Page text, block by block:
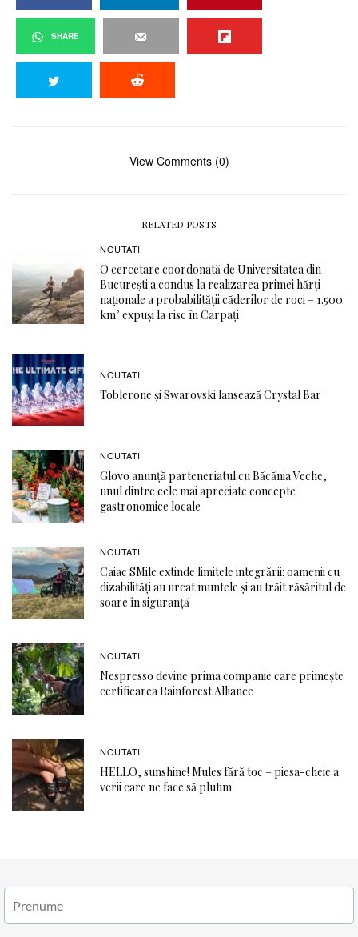
SHARE
View Comments (0)
RELATED POSTS
NOUTATI
O cercetare coordonată de Universitatea din
București a condus la realizarea primei hărți
naționale a probabilității căderilor de roci – 1.500
km² expuși la risc în Carpați
NOUTATI
Toblerone și Swarovski lansează Crystal Bar
NOUTATI
Glovo anunță parteneriatul cu Băcănia Veche,
unul dintre cele mai apreciate concepte
gastronomice locale
NOUTATI
Caiac SMile extinde limitele integrării: oamenii cu
dizabilități au urcat muntele și au trăit răsăritul de
soare în siguranță
NOUTATI
Nespresso devine prima companie care primește
certificarea Rainforest Alliance
NOUTATI
HELLO, sunshine! Mules fără toc – piesa-cheie a
verii care ne face să plutim